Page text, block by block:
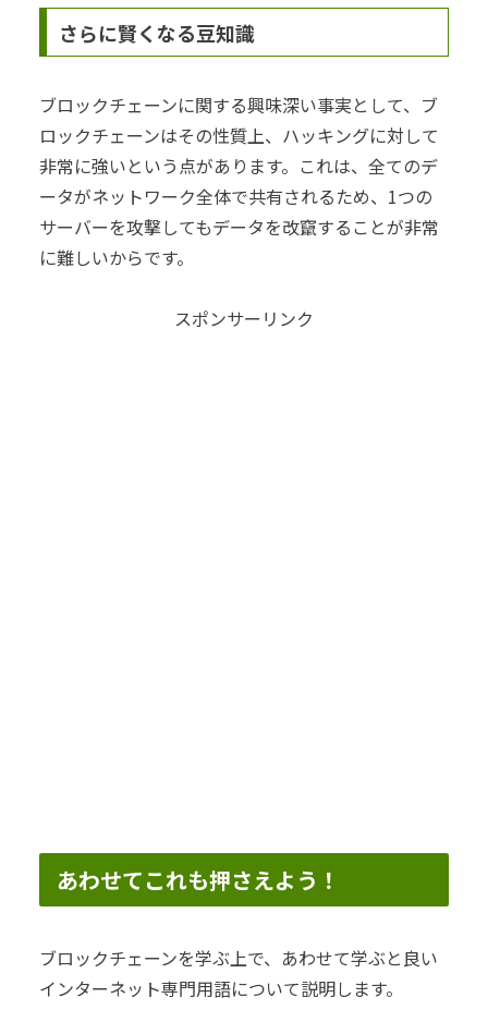
さらに賢くなる豆知識
ブロックチェーンに関する興味深い事実として、ブ
ロックチェーンはその性質上、ハッキングに対して
非常に強いという点があります。これは、全てのデ
ータがネットワーク全体で共有されるため、1つの
サーバーを攻撃してもデータを改竄することが非常
に難しいからです。
スポンサーリンク
あわせてこれも押さえよう！
ブロックチェーンを学ぶ上で、あわせて学ぶと良い
インターネット専門用語について説明します。